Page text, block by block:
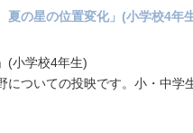
の星の位置変化」(小学校4年
(小学校4年生)
ついての投映です。小・中学